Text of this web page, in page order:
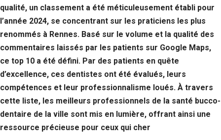
qualité, un classement a été méticuleusement établi pour
l’année 2024, se concentrant sur les praticiens les plus
renommés à Rennes. Basé sur le volume et la qualité des
commentaires laissés par les patients sur Google Maps,
ce top 10 a été défini. Par des patients en quête
d’excellence, ces dentistes ont été évalués, leurs
compétences et leur professionnalisme loués. À travers
cette liste, les meilleurs professionnels de la santé bucco-
dentaire de la ville sont mis en lumière, offrant ainsi une
ressource précieuse pour ceux qui cher